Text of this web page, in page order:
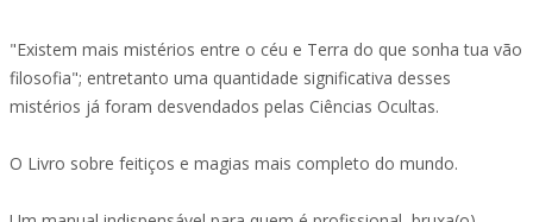
"Existem mais mistérios entre o céu e Terra do que sonha tua vão
filosofia"; entretanto uma quantidade significativa desses
mistérios já foram desvendados pelas Ciências Ocultas.
O Livro sobre feitiços e magias mais completo do mundo.